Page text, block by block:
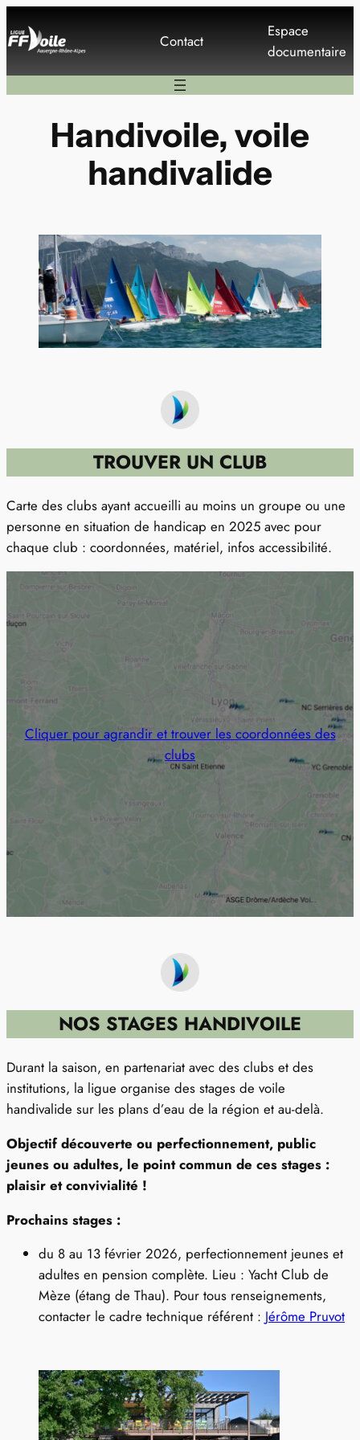
au
contenu
Contact
Espace
documentaire
Handivoile, voile
handivalide
TROUVER UN CLUB
Carte des clubs ayant accueilli au moins un groupe ou une
personne en situation de handicap en 2025 avec pour
chaque club : coordonnées, matériel, infos accessibilité.
Cliquer pour agrandir et trouver les coordonnées des
clubs
NOS STAGES HANDIVOILE
Durant la saison, en partenariat avec des clubs et des
institutions, la ligue organise des stages de voile
handivalide sur les plans d’eau de la région et au-delà.
Objectif découverte ou perfectionnement, public
jeunes ou adultes, le point commun de ces stages :
plaisir et convivialité !
Prochains stages :
du 8 au 13 février 2026, perfectionnement jeunes et
adultes en pension complète. Lieu : Yacht Club de
Mèze (étang de Thau). Pour tous renseignements,
contacter le cadre technique référent : Jérôme Pruvot